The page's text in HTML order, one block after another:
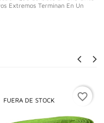
Extremos Terminan En Un
FUERA DE STOCK favorite_border